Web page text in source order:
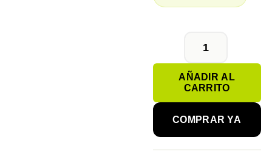
PILA
AAA
PANASONIC
ALCALINA
cantidad
AÑADIR AL
CARRITO
COMPRAR YA